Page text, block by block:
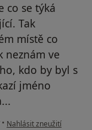
co se týká
Tak
místě co
neznám ve
kdo by byl s
jméno
• podle názoru uživatele P.
Nahlásit zneužití